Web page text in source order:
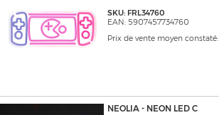
SKU: FRL34760
EAN: 5907457734760
Prix de vente moyen constaté:
NEOLIA - NEON LED C